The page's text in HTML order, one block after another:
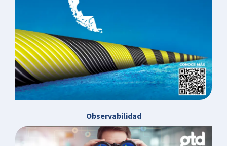
Observabilidad